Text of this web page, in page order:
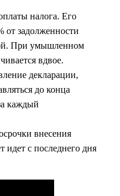
налога. Его
от задолженности
При умышленном
вдвое.
декларации,
до конца
каждый
внесения
идет с последнего дня